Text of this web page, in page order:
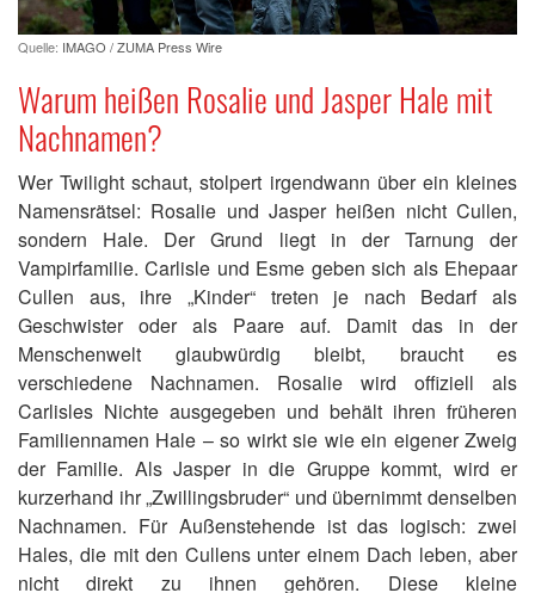
Quelle: IMAGO / ZUMA Press Wire
Warum heißen Rosalie und Jasper Hale mit
Nachnamen?
Wer Twilight schaut, stolpert irgendwann über ein kleines
Namensrätsel: Rosalie und Jasper heißen nicht Cullen,
sondern Hale. Der Grund liegt in der Tarnung der
Vampirfamilie. Carlisle und Esme geben sich als Ehepaar
Cullen aus, ihre „Kinder“ treten je nach Bedarf als
Geschwister oder als Paare auf. Damit das in der
Menschenwelt glaubwürdig bleibt, braucht es
verschiedene Nachnamen. Rosalie wird offiziell als
Carlisles Nichte ausgegeben und behält ihren früheren
Familiennamen Hale – so wirkt sie wie ein eigener Zweig
der Familie. Als Jasper in die Gruppe kommt, wird er
kurzerhand ihr „Zwillingsbruder“ und übernimmt denselben
Nachnamen. Für Außenstehende ist das logisch: zwei
Hales, die mit den Cullens unter einem Dach leben, aber
nicht direkt zu ihnen gehören. Diese kleine